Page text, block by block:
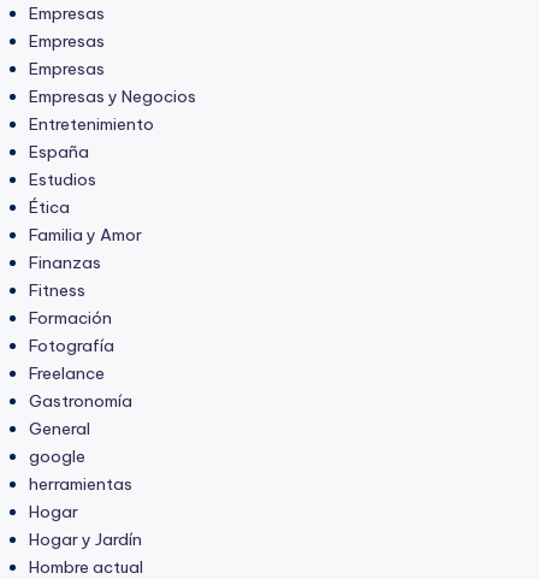
Empresas
Empresas
Empresas
Empresas y Negocios
Entretenimiento
España
Estudios
Ética
Familia y Amor
Finanzas
Fitness
Formación
Fotografía
Freelance
Gastronomía
General
google
herramientas
Hogar
Hogar y Jardín
Hombre actual